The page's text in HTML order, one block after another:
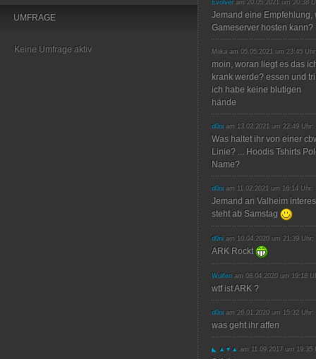
Evolver am 20.05.2021 um 20:38
Jemand eine Empfehlung,
Gameserver hosten kann?
Miika am 05.05.2021 um 23:45
moin, woran liegt es das
krank werde? essen und
ich habe keine blutigen
hände
d0ni am 13.02.2021 um 22:49 Uhr:
Was haltet ihr von einer
Linie? ... Hoodis Tshirts
Name?
d0ni am 11.02.2021 um 16:14 Uhr:
Jemand an Valheim
steht ab Samstag
d0ni am 10.04.2020 um 21:39 Uhr:
ARK Rockt
Wulfen am 08.04.2020 um 19:18
wtf ist ARK ?
d0ni am 26.01.2020 um 15:32 Uhr:
was geht ihr affen
◣ ▲▼▲ am 11.09.2017 um 19:35
UMFRAGE
Keine Umfrage aktiv